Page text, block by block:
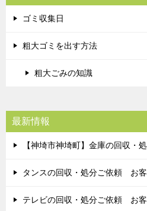
ゴミ収集日
粗大ゴミを出す方法
粗大ごみの知識
最新情報
【神埼市神埼町】金庫の回収
タンスの回収・処分ご依頼 お
テレビの回収・処分ご依頼 お